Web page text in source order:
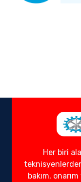
Her biri
bakım,